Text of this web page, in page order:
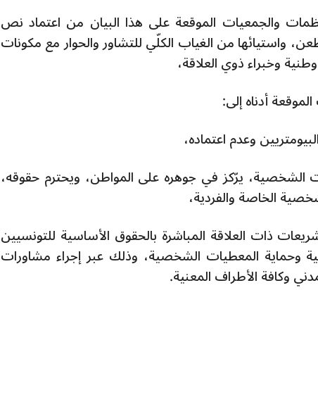
والجمعيات الموقعة على هذا البيان من اعتماد نص
من الغياب الكلّي للتشاور والحوار مع مكونات
وخبراء ذوي العلاقة،
أدناه إلى:
الشخصية، يرّكز في جوهره على المواطن، ويحترم حقوقه،
الخاصة والفردية،
ذات العلاقة المباشرة بالحقوق الأساسية للتونسيين
المعطيات الشخصية، وذلك عبر إجراء مشاورات
وكافة الأطراف المعنية.